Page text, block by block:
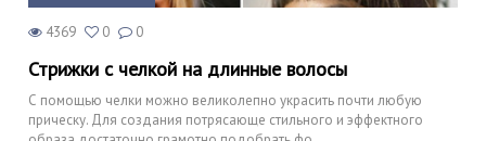
4369 0 0
Стрижки с челкой на длинные волосы
С помощью челки можно великолепно украсить почти любую
прическу. Для создания потрясающе стильного и эффектного